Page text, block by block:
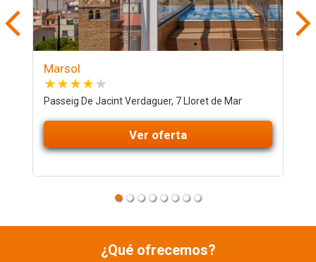
Marsol
Passeig De Jacint Verdaguer, 7 Lloret de Mar
Ver oferta
¿Qué ofrecemos?